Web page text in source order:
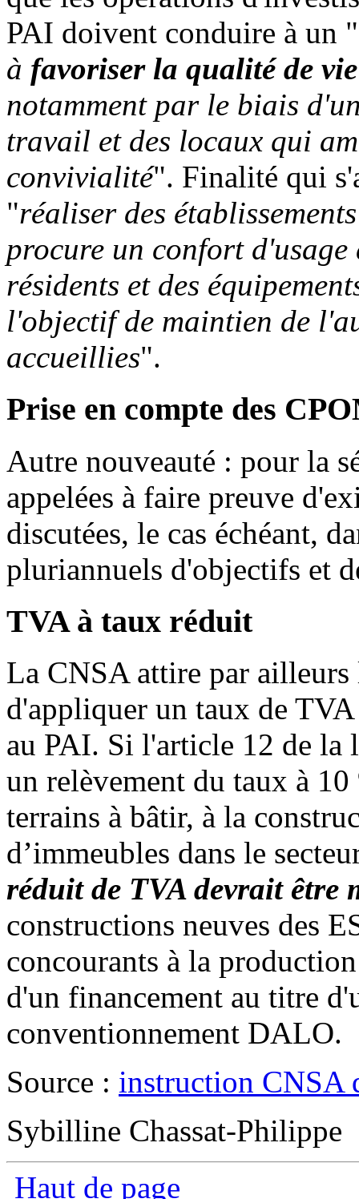
PAI doivent conduire à un "
à favoriser la qualité de
notamment par le biais
travail et des locaux qui
convivialité". Finalité qui
"réaliser des
procure un confort d'usage
résidents et des
l'objectif de maintien de
accueillies".
Prise en compte des
Autre nouveauté : pour la
appelées à faire preuve
discutées, le cas échéant,
pluriannuels d'objectifs et
TVA à taux réduit
La CNSA attire par
d'appliquer un taux de
au PAI. Si l'article 12 de la
un relèvement du taux à 10
terrains à bâtir, à la
d’immeubles dans le
réduit de TVA devrait être
constructions neuves des
concourants à la
d'un financement au titre
conventionnement DALO.
Source : instruction CNSA
Sybilline Chassat-Philippe
Haut de page